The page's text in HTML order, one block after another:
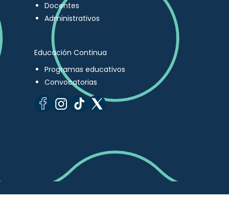
Docentes
Administrativos
Educación Continua
Programas educativos
Convocatorias